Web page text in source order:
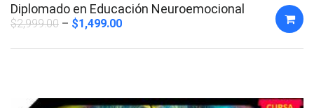
Diplomado en Educación Neuroemocional
$2,999.00 $1,499.00